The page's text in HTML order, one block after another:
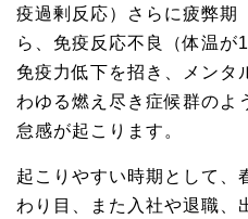
疫過剰反応）さらに疲弊期
ら、免疫反応不良（体温
免疫力低下を招き、メンタ
わゆる燃え尽き症候群のよ
怠感が起こります。
起こりやすい時期として、
わり目、また入社や退職、